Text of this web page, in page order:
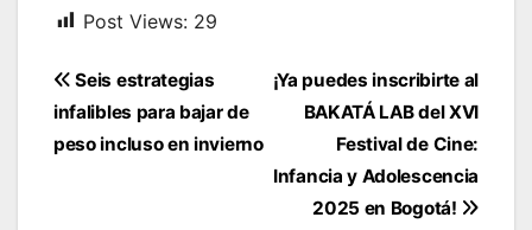
Post Views: 29
Navegación
de
entradas
¡Ya puedes inscribirte al
BAKATÁ LAB del XVI
Festival de Cine:
Infancia y Adolescencia
2025 en Bogotá!
Seis estrategias
infalibles para bajar de
peso incluso en invierno